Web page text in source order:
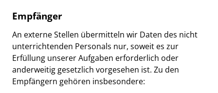
Empfänger
An externe Stellen übermitteln wir Daten des nicht
unterrichtenden Personals nur, soweit es zur
Erfüllung unserer Aufgaben erforderlich oder
anderweitig gesetzlich vorgesehen ist. Zu den
Empfängern gehören insbesondere: